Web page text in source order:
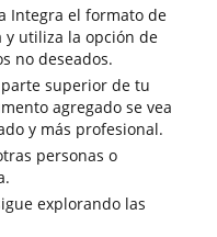
Integra el formato de
y utiliza la opción de
no deseados.
superior de tu
agregado se vea
y más profesional.
personas o
explorando las